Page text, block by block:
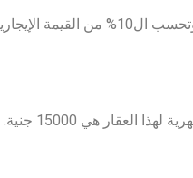
الضريبة العقارية هي ضريبه تفرض بواقع
عقار قيمته 5